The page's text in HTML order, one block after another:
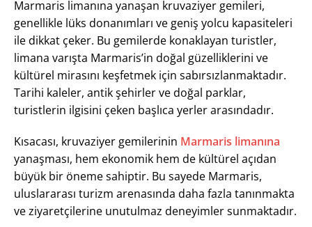
Marmaris limanına yanaşan kruvaziyer gemileri,
genellikle lüks donanımları ve geniş yolcu kapasiteleri
ile dikkat çeker. Bu gemilerde konaklayan turistler,
limana varışta Marmaris’in doğal güzelliklerini ve
kültürel mirasını keşfetmek için sabırsızlanmaktadır.
Tarihi kaleler, antik şehirler ve doğal parklar,
turistlerin ilgisini çeken başlıca yerler arasındadır.
Kısacası, kruvaziyer gemilerinin Marmaris limanına
yanaşması, hem ekonomik hem de kültürel açıdan
büyük bir öneme sahiptir. Bu sayede Marmaris,
uluslararası turizm arenasında daha fazla tanınmakta
ve ziyaretçilerine unutulmaz deneyimler sunmaktadır.